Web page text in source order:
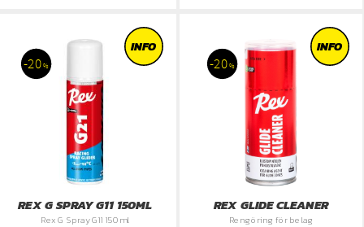
REX G SPRAY G11 150ML
Rex G Spray G11 150ml
20 %
INFO
REX GLIDE CLEANER
Rengöring för belag
20 %
INFO